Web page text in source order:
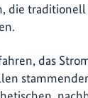
die
das